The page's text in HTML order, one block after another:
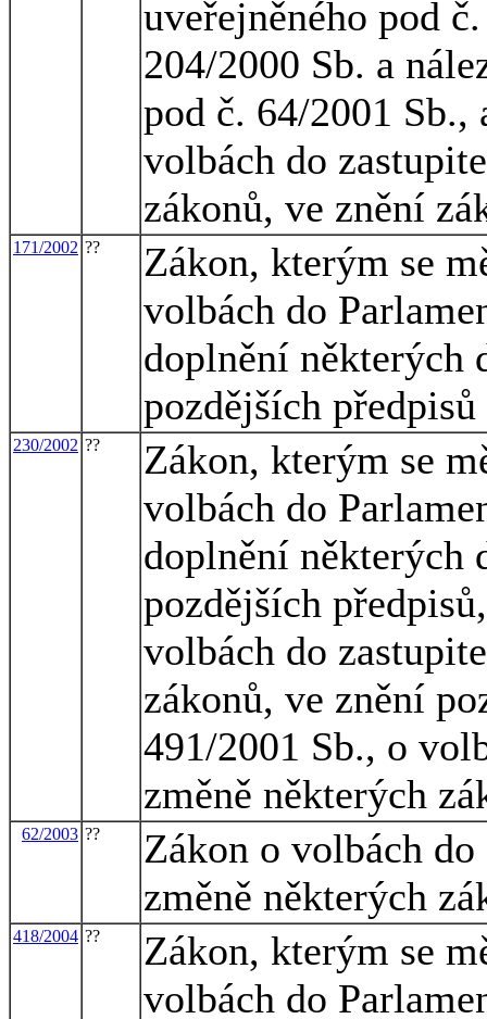
uveřejněného pod
204/2000 Sb. a
pod č. 64/2001 Sb.,
volbách do
zákonů, ve znění
171/2002 ??
Zákon, kterým se
volbách do
doplnění některých
pozdějších předpisů
230/2002 ??
Zákon, kterým se
volbách do
doplnění některých
pozdějších
volbách do
zákonů, ve znění
491/2001 Sb., o
změně některých
62/2003 ??
Zákon o volbách
změně některých
418/2004 ??
Zákon, kterým se
volbách do